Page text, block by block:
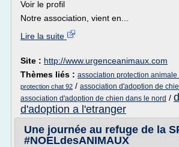
Voir le profil
Notre association, vient en...
Lire la suite
Site : http://www.urgenceanimaux.com
Thèmes liés : association protection animale
protection chat 92 / association d'adoption de
association d'adoption de chien dans le nord /
d'adoption a l'etranger
Une journée au refuge de la
#NOELdesANIMAUX